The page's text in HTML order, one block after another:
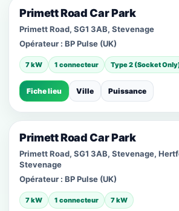
Primett Road Car Park
Primett Road, SG1 3AB, Stevenage
Opérateur : BP Pulse (UK)
7 kW 1 connecteur Type 2 (Socket
Fiche lieu Ville Puissance
Primett Road Car Park
Primett Road, SG1 3AB, Stevenage,
Stevenage
Opérateur : BP Pulse (UK)
7 kW 1 connecteur 7 kW